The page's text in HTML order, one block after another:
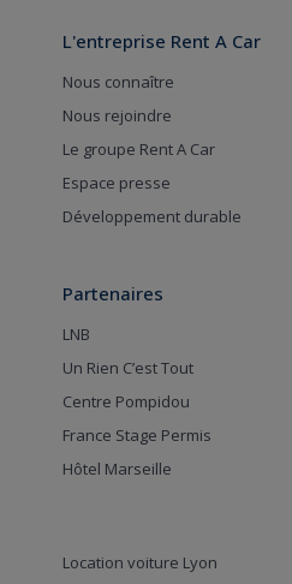
L'entreprise Rent A Car
Nous connaître
Nous rejoindre
Le groupe Rent A Car
Espace presse
Développement durable
Partenaires
LNB
Un Rien C’est Tout
Centre Pompidou
France Stage Permis
Hôtel Marseille
Location voiture Lyon